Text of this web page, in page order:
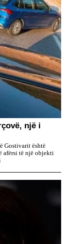
një i
Gostivarit është
afërsi të një objekti